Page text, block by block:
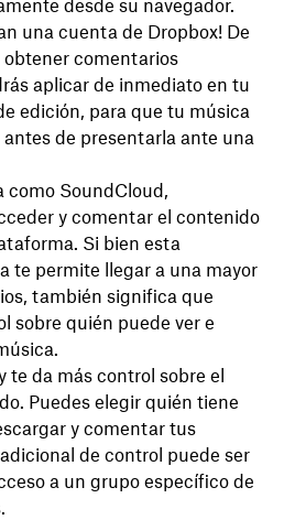
desde su navegador.
una cuenta de Dropbox! De
obtener comentarios
aplicar de inmediato en tu
edición, para que tu música
de presentarla ante una
como SoundCloud,
y comentar el contenido
Si bien esta
te permite llegar a una mayor
también significa que
sobre quién puede ver e
te da más control sobre el
Puedes elegir quién tiene
y comentar tus
de control puede ser
a un grupo específico de